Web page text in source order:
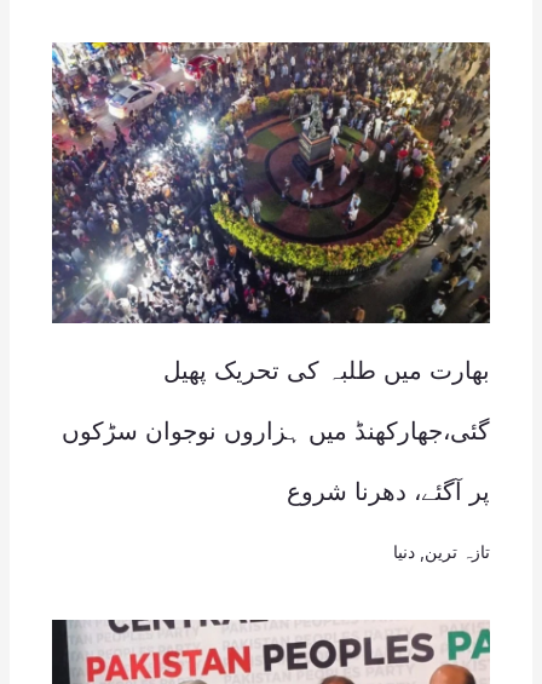
بھارت میں طلبہ کی تحریک پھیل
گئی،جھارکھنڈ میں ہزاروں نوجوان سڑکوں
پر آگئے، دھرنا شروع
تازہ ترین دنیا